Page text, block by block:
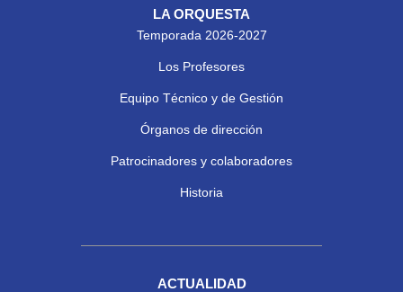
LA ORQUESTA
Temporada 2026-2027
Los Profesores
Equipo Técnico y de Gestión
Órganos de dirección
Patrocinadores y colaboradores
Historia
ACTUALIDAD